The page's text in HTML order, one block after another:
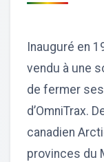
Inauguré en
vendu à une
de fermer
d’OmniTrax.
canadien
provinces du